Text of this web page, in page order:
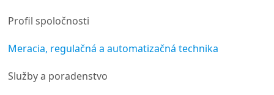
Profil spoločnosti
Meracia, regulačná a automatizačná technika
Služby a poradenstvo